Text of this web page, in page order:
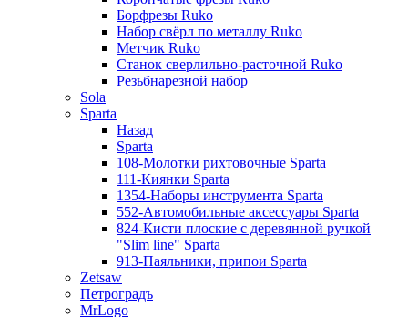
Борфрезы Ruko
Набор свёрл по металлу Ruko
Метчик Ruko
Станок сверлильно-расточной Ruko
Резьбнарезной набор
Sola
Sparta
Назад
Sparta
108-Молотки рихтовочные Sparta
111-Киянки Sparta
1354-Наборы инструмента Sparta
552-Автомобильные аксессуары Sparta
824-Кисти плоские с деревянной ручкой
"Slim line" Sparta
913-Паяльники, припои Sparta
Zetsaw
Петроградъ
MrLogo